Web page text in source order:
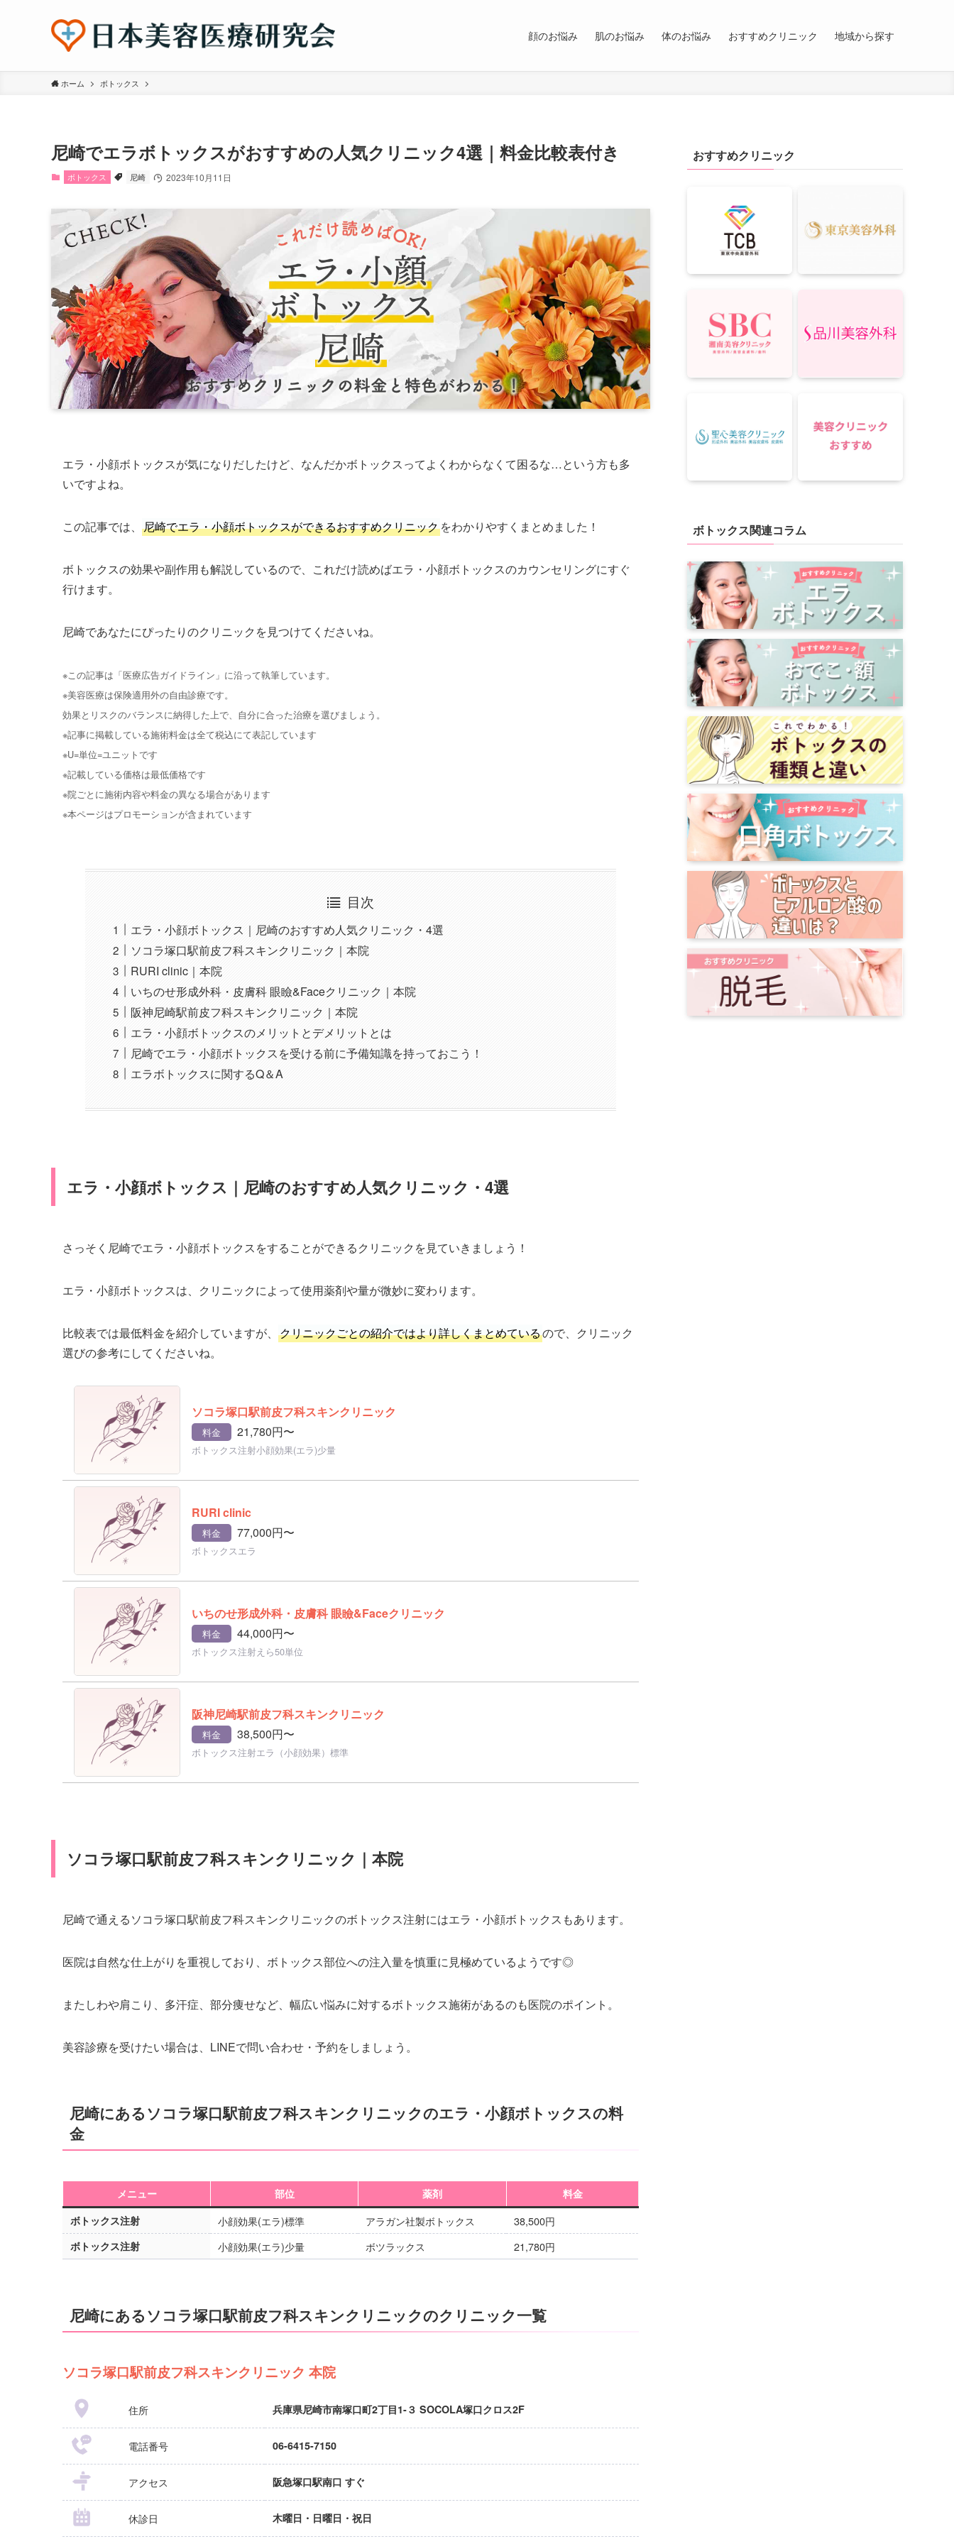
顔のお悩み 肌のお悩み 体のお悩み おすすめクリニック 地域から探す
ホーム ボトックス
尼崎でエラボトックスがおすすめの人気クリニック4選｜料金比較表付き
ボトックス 尼崎 2023年10月11日
エラ・小顔ボトックスが気になりだしたけど、なんだかボトックスってよくわからなくて困るな…という方も多
いですよね。
この記事では、 尼崎でエラ・小顔ボトックスができるおすすめクリニックをわかりやすくまとめました！
ボトックスの効果や副作用も解説しているので、これだけ読めばエラ・小顔ボトックスのカウンセリングにすぐ
行けます。
尼崎であなたにぴったりのクリニックを見つけてくださいね。
※この記事は「医療広告ガイドライン」に沿って執筆しています。
※美容医療は保険適用外の自由診療です。
効果とリスクのバランスに納得した上で、自分に合った治療を選びましょう。
※記事に掲載している施術料金は全て税込にて表記しています
※U=単位=ユニットです
※記載している価格は最低価格です
※院ごとに施術内容や料金の異なる場合があります
※本ページはプロモーションが含まれています
目次
エラ・小顔ボトックス｜尼崎のおすすめ人気クリニック・4選
ソコラ塚口駅前皮フ科スキンクリニック｜本院
RURI clinic｜本院
いちのせ形成外科・皮膚科 眼瞼&Faceクリニック｜本院
阪神尼崎駅前皮フ科スキンクリニック｜本院
エラ・小顔ボトックスのメリットとデメリットとは
尼崎でエラ・小顔ボトックスを受ける前に予備知識を持っておこう！
エラボトックスに関するQ＆A
エラ・小顔ボトックス｜尼崎のおすすめ人気クリニック・4選
さっそく尼崎でエラ・小顔ボトックスをすることができるクリニックを見ていきましょう！
エラ・小顔ボトックスは、クリニックによって使用薬剤や量が微妙に変わります。
比較表では最低料金を紹介していますが、 クリニックごとの紹介ではより詳しくまとめているので、クリニック
選びの参考にしてくださいね。
ソコラ塚口駅前皮フ科スキンクリニック
料金 21,780円〜
ボトックス注射小顔効果(エラ)少量
RURI clinic
料金 77,000円〜
ボトックスエラ
いちのせ形成外科・皮膚科 眼瞼&Faceクリニック
料金 44,000円〜
ボトックス注射えら50単位
阪神尼崎駅前皮フ科スキンクリニック
料金 38,500円〜
ボトックス注射エラ（小顔効果）標準
ソコラ塚口駅前皮フ科スキンクリニック｜本院
尼崎で通えるソコラ塚口駅前皮フ科スキンクリニックのボトックス注射にはエラ・小顔ボトックスもあります。
医院は自然な仕上がりを重視しており、ボトックス部位への注入量を慎重に見極めているようです◎
またしわや肩こり、多汗症、部分痩せなど、幅広い悩みに対するボトックス施術があるのも医院のポイント。
美容診療を受けたい場合は、LINEで問い合わせ・予約をしましょう。
尼崎にあるソコラ塚口駅前皮フ科スキンクリニックのエラ・小顔ボトックスの料
金
メニュー 部位 薬剤
料金
ボトックス注射
小顔効果(エラ)標準 アラガン社製ボトックス 38,500円
ボトックス注射 小顔効果(エラ)少量 ボツラックス 21,780円
尼崎にあるソコラ塚口駅前皮フ科スキンクリニックのクリニック一覧
ソコラ塚口駅前皮フ科スキンクリニック 本院
住所 兵庫県尼崎市南塚口町2丁目1-３ SOCOLA塚口クロス2F
電話番号 06-6415-7150
アクセス 阪急塚口駅南口 すぐ
休診日 木曜日・日曜日・祝日
おすすめクリニック
ボトックス関連コラム